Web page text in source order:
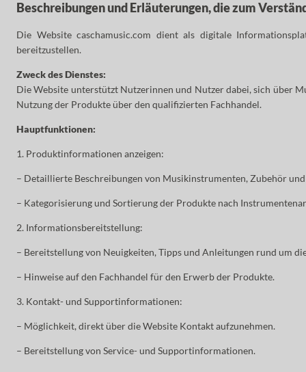
Beschreibungen und Erläuterungen, die zum
Die Website caschamusic.com dient als digitale
bereitzustellen.
Zweck des Dienstes:
Die Website unterstützt Nutzerinnen und Nutzer dabei, sich über
Nutzung der Produkte über den qualifizierten Fachhandel.
Hauptfunktionen:
1. Produktinformationen anzeigen:
– Detaillierte Beschreibungen von Musikinstrumenten, Zubehör
– Kategorisierung und Sortierung der Produkte nach
2. Informationsbereitstellung:
– Bereitstellung von Neuigkeiten, Tipps und Anleitungen rund um
– Hinweise auf den Fachhandel für den Erwerb der Produkte.
3. Kontakt- und Supportinformationen:
– Möglichkeit, direkt über die Website Kontakt aufzunehmen.
– Bereitstellung von Service- und Supportinformationen.